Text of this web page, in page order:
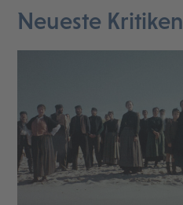
Neueste Kritiken